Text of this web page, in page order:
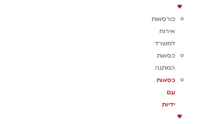
כורסאות
אירוח
למשרד
כסאות
המתנה
כסאות
עם
ידיות